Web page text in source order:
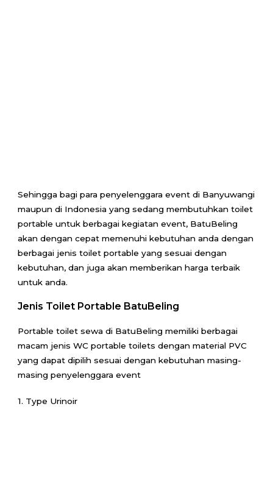
Sehingga bagi para penyelenggara event di Banyuwangi
maupun di Indonesia yang sedang membutuhkan toilet
portable untuk berbagai kegiatan event, BatuBeling
akan dengan cepat memenuhi kebutuhan anda dengan
berbagai jenis toilet portable yang sesuai dengan
kebutuhan, dan juga akan memberikan harga terbaik
untuk anda.
Jenis Toilet Portable BatuBeling
Portable toilet sewa di BatuBeling memiliki berbagai
macam jenis WC portable toilets dengan material PVC
yang dapat dipilih sesuai dengan kebutuhan masing-
masing penyelenggara event
1. Type Urinoir